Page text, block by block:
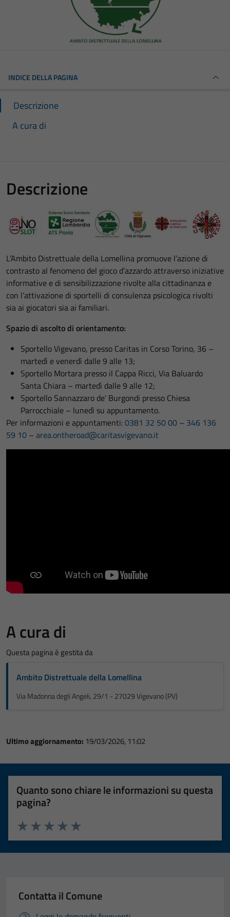
INDICE DELLA PAGINA
Descrizione
A cura di
Descrizione
L’Ambito Distrettuale della Lomellina promuove l’azione di
contrasto al fenomeno del gioco d’azzardo attraverso iniziative
informative e di sensibilizzazione rivolte alla cittadinanza e
con l’attivazione di sportelli di consulenza psicologica rivolti
sia ai giocatori sia ai familiari.
Spazio di ascolto di orientamento:
Sportello Vigevano, presso Caritas in Corso Torino, 36 –
martedì e venerdì dalle 9 alle 13;
Sportello Mortara presso il Cappa Ricci, Via Baluardo
Santa Chiara – martedì dalle 9 alle 12;
Sportello Sannazzaro de' Burgondi presso Chiesa
Parrocchiale – lunedì su appuntamento.
Per informazioni e appuntamenti:0381 32 50 00 – 346 136
59 10 – area.ontheroad@caritasvigevano.it
A cura di
Questa pagina è gestita da
Ambito Distrettuale della Lomellina
Via Madonna degli Angeli, 29/1 - 27029 Vigevano (PV)
Ultimo aggiornamento: 19/03/2026, 11:02
Quanto sono chiare le informazioni su questa
pagina?
Valuta 5 stelle su 5
Valuta 4 stelle su 5
Valuta 3 stelle su 5
Valuta 2 stelle su 5
Valuta 1 stelle su 5
Contatta il Comune